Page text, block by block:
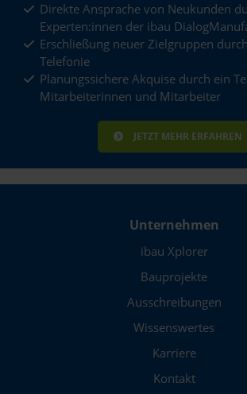
Direkte Ansprache von Neukunden
Experten:innen der ibau
Erschließung neuer Zielgruppen
Telefonie
Planungssichere Akquise durch ein
Mitarbeiterinnen und Mitarbeiter
JETZT MEHR ERFAHREN
Unternehmen
ibau Xplorer
Bauprojekte
Ausschreibungen
Wissenswertes
Karriere
Kontakt